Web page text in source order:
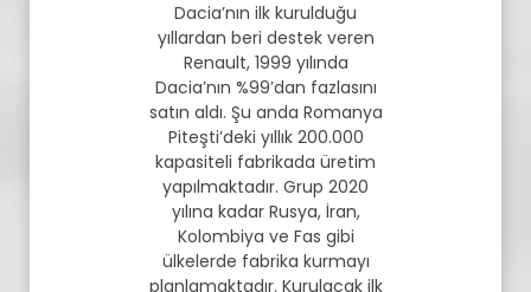
Dacia’nın ilk kurulduğu
yıllardan beri destek veren
Renault, 1999 yılında
Dacia’nın %99’dan fazlasını
satın aldı. Şu anda Romanya
Piteşti’deki yıllık 200.000
kapasiteli fabrikada üretim
yapılmaktadır. Grup 2020
yılına kadar Rusya, İran,
Kolombiya ve Fas gibi
ülkelerde fabrika kurmayı
planlamaktadır. Kurulacak ilk